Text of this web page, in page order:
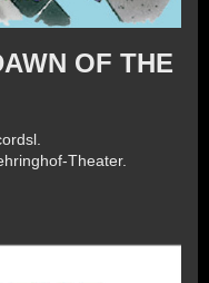
OF THE
Theater.